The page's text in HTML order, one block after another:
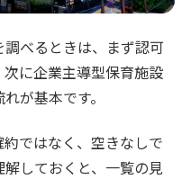
べるときは、まず認可
に企業主導型保育施設
が基本です。
ではなく、空きなしで
しておくと、一覧の見